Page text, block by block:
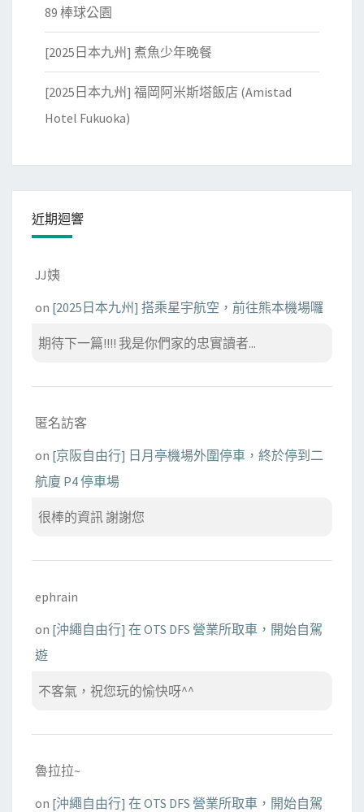
89 棒球公園
[2025日本九州] 煮魚少年晚餐
[2025日本九州] 福岡阿米斯塔飯店 (Amistad
Hotel Fukuoka)
近期迴響
JJ姨
on [2025日本九州] 搭乘星宇航空，前往熊本機場囉
期待下一篇!!!! 我是你們家的忠實讀者...
匿名訪客
on [京阪自由行] 日月亭機場外圍停車，終於停到二
航廈 P4 停車場
很棒的資訊 謝謝您
ephrain
on [沖繩自由行] 在 OTS DFS 營業所取車，開始自駕
遊
不客氣，祝您玩的愉快呀^^
魯拉拉~
on [沖繩自由行] 在 OTS DFS 營業所取車，開始自駕